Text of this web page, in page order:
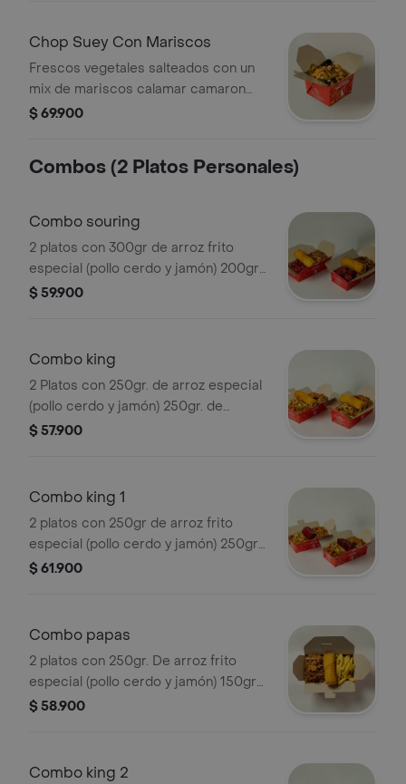
Chop Suey Con Mariscos
Frescos vegetales salteados con un
mix de mariscos calamar camaron
palmito de cangrejo trocitos de
$ 69.900
Combos (2 Platos Personales)
Combo souring
2 platos con 300gr de arroz frito
especial (pollo cerdo y jamón) 200gr
de trozos de pollocerdo en salsa
$ 59.900
Combo king
2 Platos con 250gr. de arroz especial
(pollo cerdo y jamón) 250gr. de
exquisito chopsuey especial y lumpia
$ 57.900
Combo king 1
2 platos con 250gr de arroz frito
especial (pollo cerdo y jamón) 250gr
de exquisito chopshuey especial y
$ 61.900
Combo papas
2 platos con 250gr. De arroz frito
especial (pollo cerdo y jamón) 150gr
de papas a la francesa y lumpias
$ 58.900
Combo king 2